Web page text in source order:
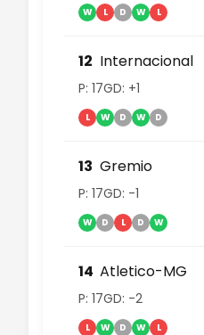
W L D W L
12 Internacional
P: 17GD: +1
L W D W D
13 Gremio
P: 17GD: -1
W D L D W
14 Atletico-MG
P: 17GD: -2
L W D W L